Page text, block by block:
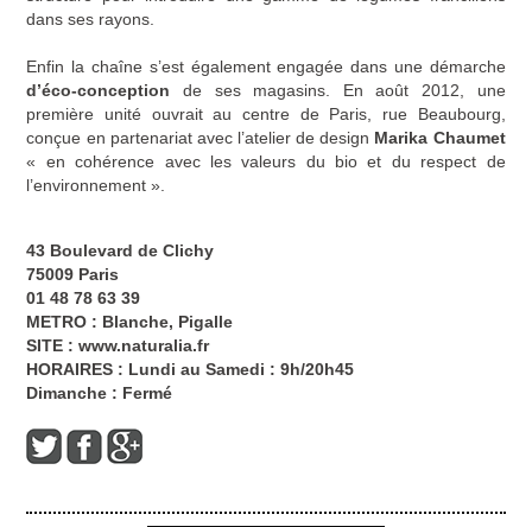
dans ses rayons.
Enfin la chaîne s’est également engagée dans une démarche
d’éco-conceptionde ses magasins. En août 2012, une
première unité ouvrait au centre de Paris, rue Beaubourg,
conçue en partenariat avec l’atelier de design Marika Chaumet
« en cohérence avec les valeurs du bio et du respect de
l’environnement ».
43 Boulevard de Clichy
75009 Paris
01 48 78 63 39
METRO : Blanche, Pigalle
SITE :www.naturalia.fr
HORAIRES : Lundi au Samedi : 9h/20h45
Dimanche : Fermé